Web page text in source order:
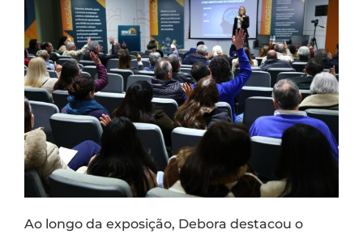
Ao longo da exposição, Debora destacou o